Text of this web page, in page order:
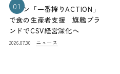
01
キリン「一番搾りACTION」
で食の生産者支援 旗艦ブラ
ンドでCSV経営深化へ
2026.07.30 ニュース